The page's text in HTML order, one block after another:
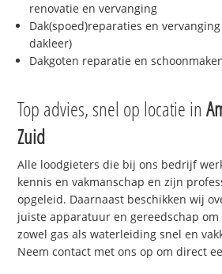
renovatie en vervanging
Dak(spoed)reparaties en
dakleer)
Dakgoten reparatie en
Top advies, snel op locatie in
Zuid
Alle loodgieters die bij ons bedrijf
kennis en vakmanschap en zijn
opgeleid. Daarnaast beschikken wij
juiste apparatuur en gereedschap
zowel gas als waterleiding snel en
Neem contact met ons op om direct